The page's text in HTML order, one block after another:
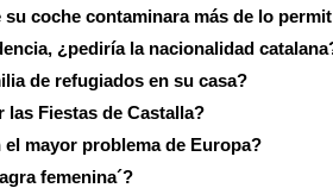
su coche contaminara más de lo
¿pediría la nacionalidad
de refugiados en su casa?
las Fiestas de Castalla?
mayor problema de Europa?
femenina´?